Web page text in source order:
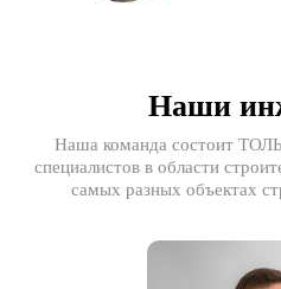
Наши
Наша команда состоит
специалистов в области
самых разных объектах